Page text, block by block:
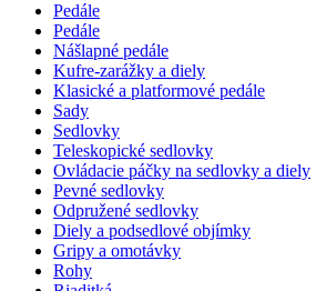
Pedále
Pedále
Nášlapné pedále
Kufre-zarážky a diely
Klasické a platformové pedále
Sady
Sedlovky
Teleskopické sedlovky
Ovládacie páčky na sedlovky a diely
Pevné sedlovky
Odpružené sedlovky
Diely a podsedlové objímky
Gripy a omotávky
Rohy